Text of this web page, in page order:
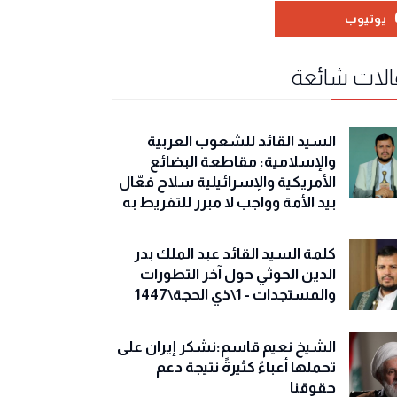
يوتيوب
شائعة
السيد القائد للشعوب العربية
والإسلامية: مقاطعة البضائع
الأمريكية والإسرائيلية سلاح فعّال
بيد الأمة وواجب لا مبرر للتفريط به
كلمة السيد القائد عبد الملك بدر
الدين الحوثي حول آخر التطورات
والمستجدات - 1\ذي الحجة\1447
الشيخ نعيم قاسم:نشكر إيران على
تحملها أعباءً كثيرةً نتيجة دعم
حقوقنا